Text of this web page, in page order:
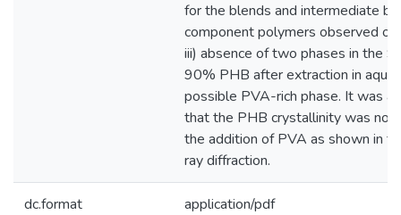
for the blends and intermediate
component polymers observed
iii) absence of two phases in the
90% PHB after extraction in
possible PVA-rich phase. It was
that the PHB crystallinity was not
the addition of PVA as shown in
ray diffraction.
dc.format application/pdf